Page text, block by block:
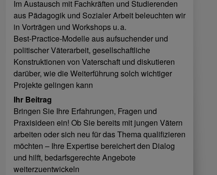
Im Austausch mit Fachkräften und Studierenden
aus Pädagogik und Sozialer Arbeit beleuchten wir
in Vorträgen und Workshops u. a.
Best‑Practice‑Modelle aus aufsuchender und
politischer Väterarbeit, gesellschaftliche
Konstruktionen von Vaterschaft und diskutieren
darüber, wie die Weiterführung solch wichtiger
Projekte gelingen kann
Ihr Beitrag
Bringen Sie Ihre Erfahrungen, Fragen und
Praxisideen ein! Ob Sie bereits mit jungen Vätern
arbeiten oder sich neu für das Thema qualifizieren
möchten – Ihre Expertise bereichert den Dialog
und hilft, bedarfsgerechte Angebote
weiterzuentwickeln